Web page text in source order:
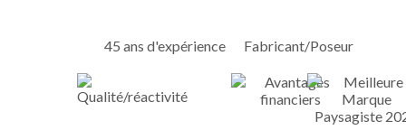
45 ans d'expérience Fabricant/Poseur